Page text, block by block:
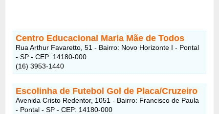
Centro Educacional Maria Mãe de Todos
Rua Arthur Favaretto, 51 - Bairro: Novo Horizonte I - Pontal
- SP - CEP: 14180-000
(16) 3953-1440
Escolinha de Futebol Gol de Placa/Cruzeiro
Avenida Cristo Redentor, 1051 - Bairro: Francisco de Paula
- Pontal - SP - CEP: 14180-000